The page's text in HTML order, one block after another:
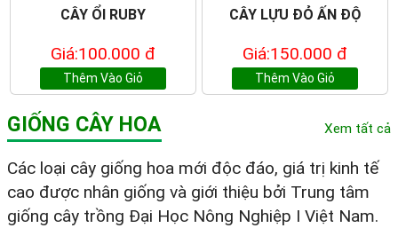
CÂY ỔI RUBY
Giá:100.000 đ
Thêm Vào Giỏ
CÂY LỰU ĐỎ ẤN ĐỘ
Giá:150.000 đ
Thêm Vào Giỏ
GIỐNG CÂY HOA Xem tất cả
Các loại cây giống hoa mới độc đáo, giá trị kinh tế
cao được nhân giống và giới thiệu bởi Trung tâm
giống cây trồng Đại Học Nông Nghiệp I Việt Nam.